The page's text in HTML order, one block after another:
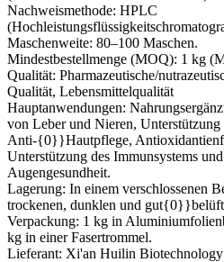
Nachweismethode: HPLC
Maschenweite: 80–100 Maschen.
Mindestbestellmenge (MOQ): 1 kg
Qualität: Pharmazeutische/
Qualität, Lebensmittelqualität
Hauptanwendungen:
von Leber und Nieren,
Anti-{0}}Hautpflege,
Unterstützung des Immunsystems
Augengesundheit.
Lagerung: In einem verschlossenen
trockenen, dunklen und
Verpackung: 1 kg in
kg in einer Fasertrommel.
Lieferant: Xi'an Huilin